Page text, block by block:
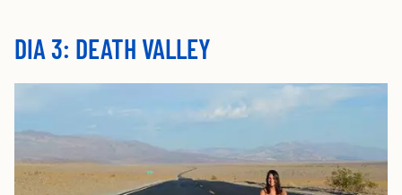
DIA 3: DEATH VALLEY